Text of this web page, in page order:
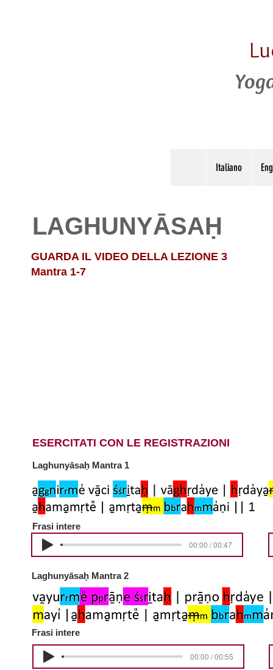
Italiano
LAGHUNYĀSAḤ
GUARDA IL VIDEO DELLA LEZIONE 3
Mantra 1-7
ESERCITATI CON LE REGISTRAZIONI
Laghunyāsaḥ Mantra 1
Frasi intere
00:00 / 00:47
Laghunyāsaḥ Mantra 2
Frasi intere
00:00 / 00:55